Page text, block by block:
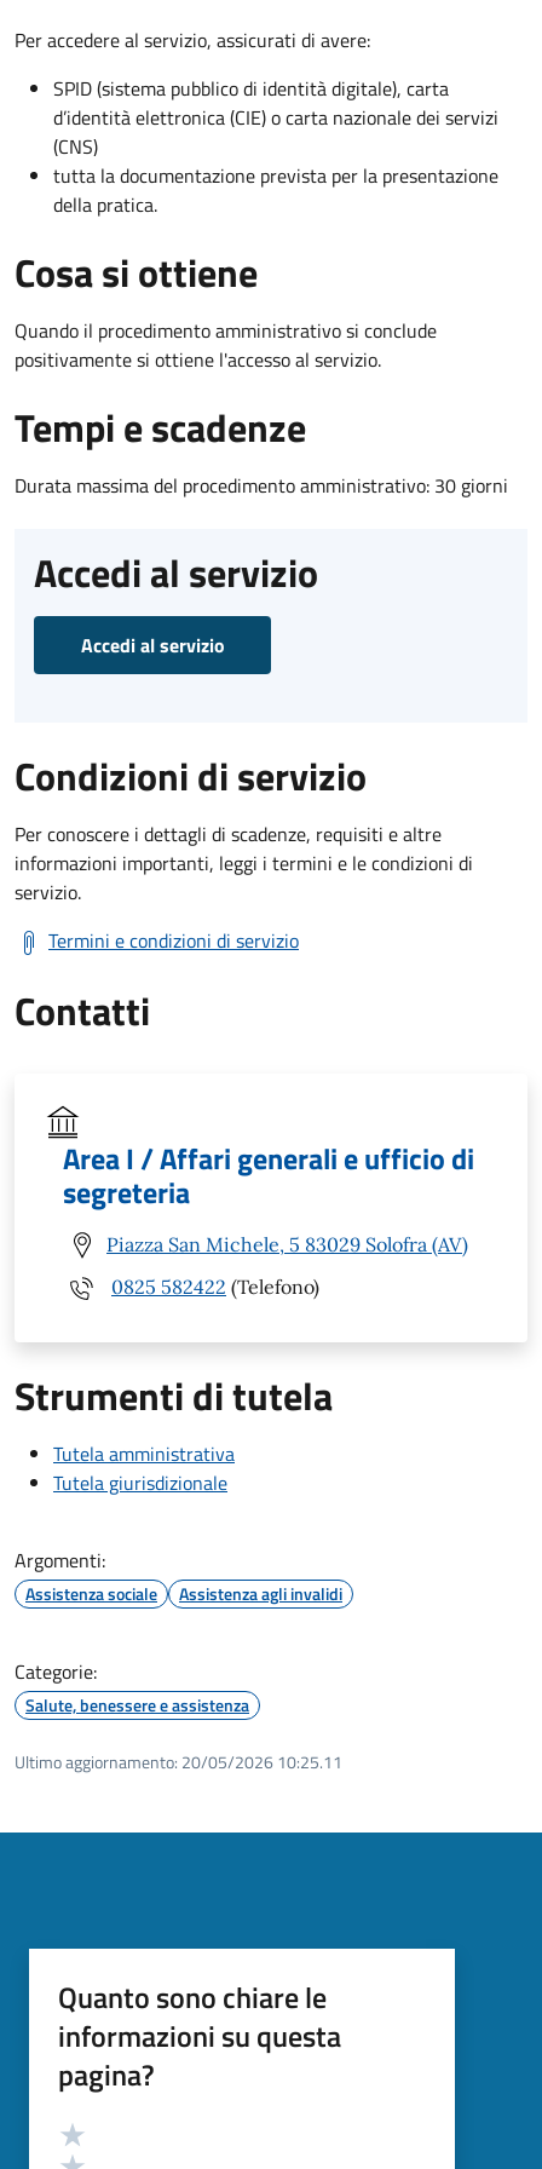
Per accedere al servizio, assicurati di avere:
SPID (sistema pubblico di identità digitale), carta
d’identità elettronica (CIE) o carta nazionale dei servizi
(CNS)
tutta la documentazione prevista per la presentazione
della pratica.
Cosa si ottiene
Quando il procedimento amministrativo si conclude
positivamente si ottiene l'accesso al servizio.
Tempi e scadenze
Durata massima del procedimento amministrativo: 30 giorni
Accedi al servizio
Accedi al servizio
Condizioni di servizio
Per conoscere i dettagli di scadenze, requisiti e altre
informazioni importanti, leggi i termini e le condizioni di
servizio.
Termini e condizioni di servizio
Contatti
Area I / Affari generali e ufficio di
segreteria
Piazza San Michele, 5 83029 Solofra (AV)
0825 582422 (Telefono)
Strumenti di tutela
Tutela amministrativa
Tutela giurisdizionale
Argomenti:
Assistenza sociale Assistenza agli invalidi
Categorie:
Salute, benessere e assistenza
Ultimo aggiornamento: 20/05/2026 10:25.11
Quanto sono chiare le
informazioni su questa
pagina?
Valutazione